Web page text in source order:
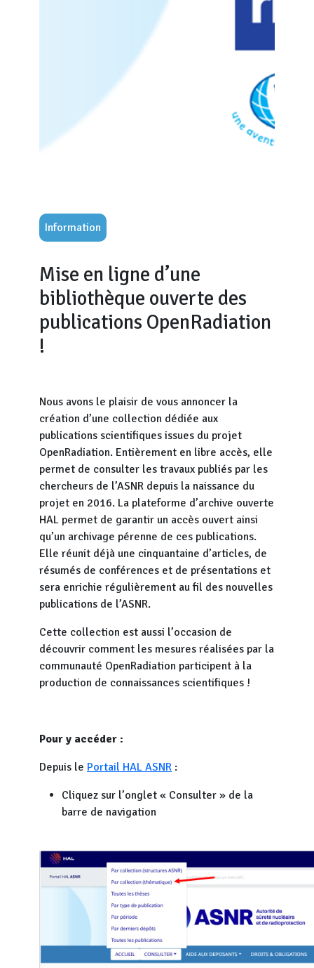
Information
Mise en ligne d’une
bibliothèque ouverte des
publications OpenRadiation
!
Nous avons le plaisir de vous annoncer la
création d’une collection dédiée aux
publications scientifiques issues du projet
OpenRadiation. Entièrement en libre accès, elle
permet de consulter les travaux publiés par les
chercheurs de l’ASNR depuis la naissance du
projet en 2016. La plateforme d’archive ouverte
HAL permet de garantir un accès ouvert ainsi
qu’un archivage pérenne de ces publications.
Elle réunit déjà une cinquantaine d’articles, de
résumés de conférences et de présentations et
sera enrichie régulièrement au fil des nouvelles
publications de l’ASNR.
Cette collection est aussi l’occasion de
découvrir comment les mesures réalisées par la
communauté OpenRadiation participent à la
production de connaissances scientifiques !
Pour y accéder :
Depuis le Portail HAL ASNR :
Cliquez sur l’onglet « Consulter » de la
barre de navigation